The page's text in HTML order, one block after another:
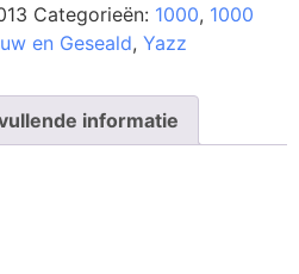
Categorieën: 1000, 1000
en Geseald, Yazz
informatie